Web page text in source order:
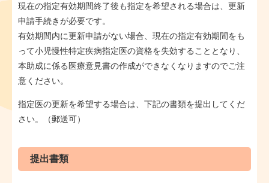
現在の指定有効期間終了後も指定を希望される場合は、更新
申請手続きが必要です。
​有効期間内に更新申請がない場合、現在の指定有効期間をも
って小児慢性特定疾病指定医の資格を失効することとなり、
本助成に係る医療意見書の作成ができなくなりますのでご注
意ください。
指定医の更新を希望する場合は、下記の書類を提出してくだ
さい。（郵送可）
提出書類